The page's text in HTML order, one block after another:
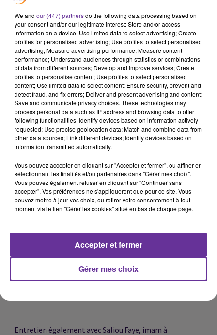
Le Maroc a rouvert son espace aérien après plus de deux
mois de fermeture. Pour entrer sur le territoire
marocain,tout voyageur doit être vacciné.
En Tunisie “les juges ne resteront pas silencieux".
Réaction du président du Conseil supérieur de la
magistrature, Youssef Bouzakher
après que le président Tunisien a annoncé la dissolution
du CSM.
“Il y a très longtemps que l’on aurait dû avoir des
Grande mosquée de Lyon et président du Conseil des
mosquées du rhône après la première réunion samedi du
Forum de l’Islam de France en présente du ministre de
l’Intérieur. Kamel Kabtane sera l’un de nos invités.
Bordeaux Tareq Oubrou salue une bonne initiative. Nous
Rassemblement des musulmans de France Anouar
Entretien également avec Saliou Faye, imam à
We and our (447) partnersdo the following data processing based on
your consent and/or our legitimate interest: Store and/or access
information on a device; Use limited data to select advertising; Create
profiles for personalised advertising; Use profiles to select personalised
advertising; Measure advertising performance; Measure content
performance; Understand audiences through statistics or combinations
of data from different sources; Develop and improve services; Create
profiles to personalise content; Use profiles to select personalised
content; Use limited data to select content; Ensure security, prevent and
detect fraud, and fix errors; Deliver and present advertising and content;
Save and communicate privacy choices. These technologies may
process personal data such as IP address and browsing data to offer
following functionalities: Identify devices based on information actively
requested; Use precise geolocation data; Match and combine data from
other data sources; Link different devices; Identify devices based on
information transmitted automatically.
Vous pouvez accepter en cliquant sur "Accepter et fermer", ou affiner en
sélectionnant les finalités et/ou partenaires dans "Gérer mes choix".
Vous pouvez également refuser en cliquant sur "Continuer sans
accepter". Vos préférences ne s'appliqueront que pour ce site. Vous
pouvez mettre à jour vos choix, ou retirer votre consentement à tout
moment via le lien "Gérer les cookies" situé en bas de chaque page.
Gérer mes choix
Accepter et fermer